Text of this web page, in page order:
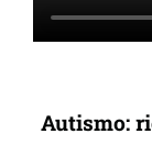
Autismo: